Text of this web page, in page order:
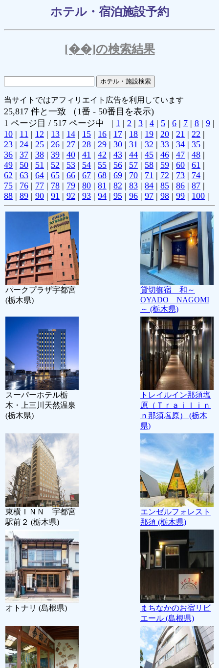
ホテル・宿泊施設予約
[��]の検索結果
当サイトではアフィリエイト広告を利用しています
25,817 件と一致 （1番 - 50番目を表示)
1 ページ目 / 517 ページ中 | 1 | 2 | 3 | 4 | 5 | 6 | 7 | 8 | 9 |
10 | 11 | 12 | 13 | 14 | 15 | 16 | 17 | 18 | 19 | 20 | 21 | 22 |
23 | 24 | 25 | 26 | 27 | 28 | 29 | 30 | 31 | 32 | 33 | 34 | 35 |
36 | 37 | 38 | 39 | 40 | 41 | 42 | 43 | 44 | 45 | 46 | 47 | 48 |
49 | 50 | 51 | 52 | 53 | 54 | 55 | 56 | 57 | 58 | 59 | 60 | 61 |
62 | 63 | 64 | 65 | 66 | 67 | 68 | 69 | 70 | 71 | 72 | 73 | 74 |
75 | 76 | 77 | 78 | 79 | 80 | 81 | 82 | 83 | 84 | 85 | 86 | 87 |
88 | 89 | 90 | 91 | 92 | 93 | 94 | 95 | 96 | 97 | 98 | 99 | 100 |
パークプラザ宇都宮
(栃木県)
貸切御宿 和～
OYADO NAGOMI
～ (栃木県)
スーパーホテル栃
木・上三川天然温泉
(栃木県)
トレイルイン那須塩
原（Ｔｒａｉｌｉｎ
ｎ那須塩原） (栃木
県)
東横ＩＮＮ 宇都宮
駅前２ (栃木県)
エンゼルフォレスト
那須 (栃木県)
オトナリ (島根県)
まちなかのお宿リビ
エール (島根県)